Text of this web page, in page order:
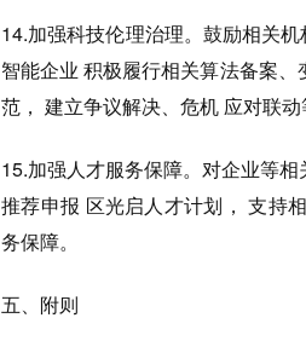
14.加强科技伦理治理。鼓励相关
智能企业 积极履行相关算法备案
范， 建立争议解决、危机 应对联动
15.加强人才服务保障。对企业等
推荐申报 区光启人才计划， 支持
务保障。
五、附则